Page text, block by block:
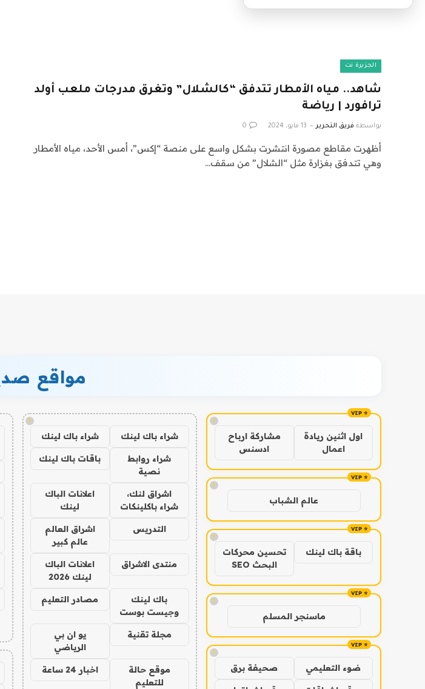
الجزيرة نت
شاهد.. مياه الأمطار تتدفق “كالشلال” وتغرق مدرجات ملعب أولد
ترافورد | رياضة
بواسطة فريق التحرير 13 مايو، 2024 0
أظهرت مقاطع مصورة انتشرت بشكل واسع على منصة “إكس”، أمس الأحد، مياه الأمطار
وهي تتدفق بغزارة مثل “الشلال” من سقف…
مواقع
!
اول اثنين ريادة
اعمال
مشاركة ارباح
ادسنس
!
عالم الشباب
!
باقة باك لينك
تحسين محركات
البحث SEO
!
ماسنجر المسلم
!
ضوء التعليمي صحيفة برق
!
شراء باك لينك شراء باك لينك
شراء روابط
نصية
باقات باك لينك
اشراق لنك،
شراء باكلينكات
اعلانات الباك
لينك
التدريس
اشراق العالم
عالم كبير
منتدى الاشراق
اعلانات الباك
لينك 2026
باك لينك
وجيست بوست
مصادر التعليم
مجلة تقنية
يو ان بي
الرياضي
موقع حالة
للتعليم
اخبار 24 ساعة